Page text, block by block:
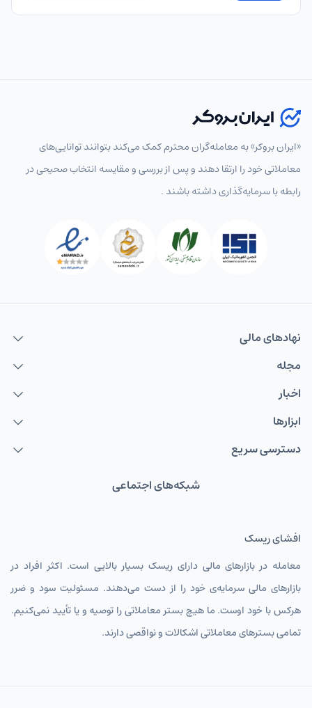
«ایران بروکر» به معامله‌گران محترم کمک می‌کند بتوانند توانایی‌های
معاملاتی خود را ارتقا دهند و پس از بررسی و مقایسه انتخاب‌ صحیحی در
رابطه با سرمایه‌گذاری داشته باشند .
نهاد‌های مالی
مجله
اخبار
ابزارها
دسترسی سریع
شبکه‌های اجتماعی
افشای ریسک
معامله در بازارهای مالی دارای ریسک بسیار بالایی است. اکثر افراد در
بازارهای مالی سرمایه‌ی خود را از دست می‌دهند. مسئولیت سود و ضرر
هرکس با خود اوست. ما هیچ بستر معاملاتی را توصیه و یا تأیید نمی‌کنیم.
تمامی بسترهای معاملاتی اشکالات و نواقصی دارند.